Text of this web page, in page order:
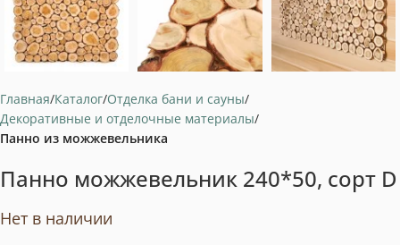
Главная Каталог Отделка бани и сауны
Декоративные и отделочные материалы
Панно из можжевельника
Панно можжевельник 240*50, сорт D
Нет в наличии